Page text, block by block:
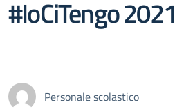
#IoCiTengo 2021
Personale scolastico